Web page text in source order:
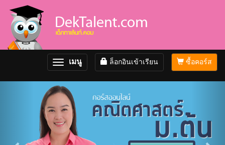
ซื้อคอร์ส
ล็อกอินเข้าเรียน
Toggle
navigation
เมนู
Previous